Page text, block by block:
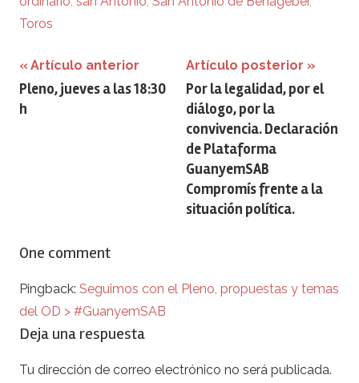
Toros
Navegación
de
Artículo anterior
Pleno, jueves a las 18:30
h
Artículo posterior
Por la legalidad, por el
diálogo, por la
convivencia. Declaración
de Plataforma
GuanyemSAB
Compromís frente a la
situación política.
One comment
Pingback: Seguimos con el Pleno, propuestas y temas
del OD > #GuanyemSAB
Deja una respuesta
Tu dirección de correo electrónico no será publicada.